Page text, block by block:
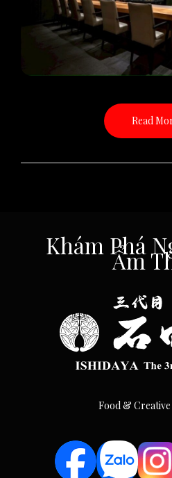
Read
Khám Phá
Ẩm
Food & Creative